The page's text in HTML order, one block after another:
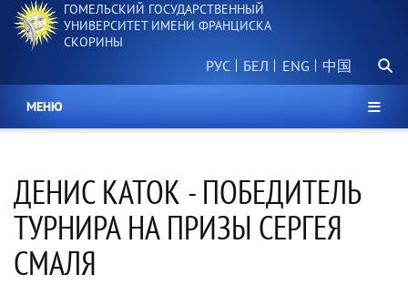
Перейти
основному
ГОМЕЛЬСКИЙ ГОСУДАРСТВЕННЫЙ
УНИВЕРСИТЕТ ИМЕНИ ФРАНЦИСКА
СКОРИНЫ
РУС БЕЛ 中国
МЕНЮ
ДЕНИС КАТОК - ПОБЕДИТЕЛЬ
ТУРНИРА НА ПРИЗЫ СЕРГЕЯ
СМАЛЯ